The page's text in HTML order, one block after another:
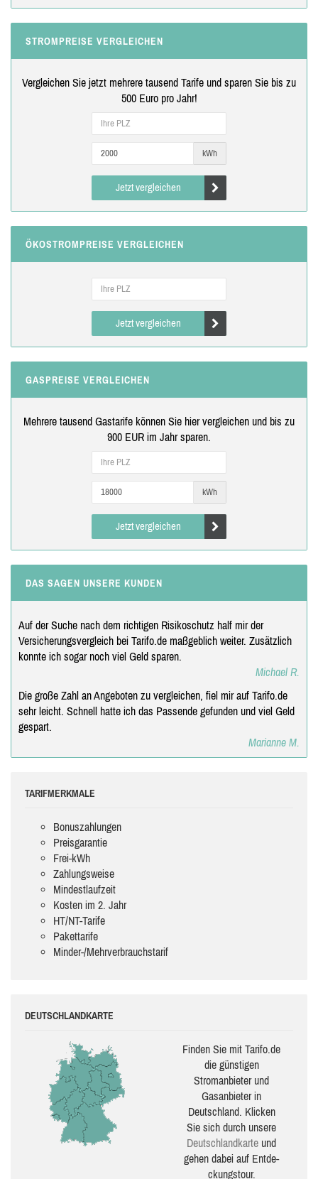
STROMPREISE VERGLEICHEN
Vergleichen Sie jetzt mehrere tausend Tarife und sparen Sie bis zu
500 Euro pro Jahr!
kWh
Jetzt vergleichen
ÖKOSTROMPREISE VERGLEICHEN
Jetzt vergleichen
GASPREISE VERGLEICHEN
Mehrere tausend Gastarife können Sie hier vergleichen und bis zu
900 EUR im Jahr sparen.
kWh
Jetzt vergleichen
DAS SAGEN UNSERE KUNDEN
Auf der Suche nach dem richtigen Risikoschutz half mir der
Versicherungsvergleich bei Tarifo.de maßgeblich weiter. Zusätzlich
konnte ich sogar noch viel Geld sparen.
Michael R.
Die große Zahl an Angeboten zu vergleichen, fiel mir auf Tarifo.de
sehr leicht. Schnell hatte ich das Passende gefunden und viel Geld
gespart.
Marianne M.
TARIFMERKMALE
Bonuszahlungen
Preisgarantie
Frei-kWh
Zahlungsweise
Mindestlaufzeit
Kosten im 2. Jahr
HT/NT-Tarife
Pakettarife
Minder-/Mehrverbrauchstarif
DEUTSCHLANDKARTE
Finden Sie mit Tarifo.de
die güns­ti­gen
Stromanbieter und
Gasanbieter in
Deutschland. Klicken
Sie sich durch unsere
Deutsch­land­karte und
gehen dabei auf Ent­de­
ckungs­tour.